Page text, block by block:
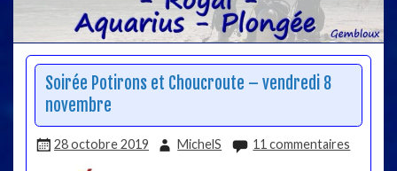
Soirée Potirons et Choucroute – vendredi 8
novembre
28 octobre 2019 MichelS 11 commentaires